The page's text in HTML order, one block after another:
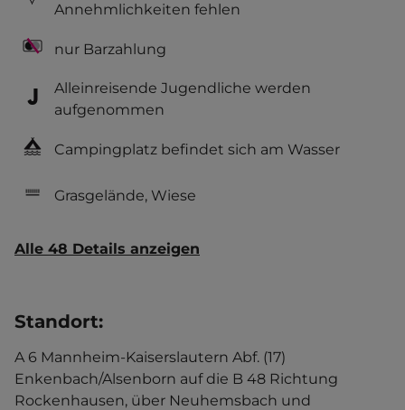
Annehmlichkeiten fehlen
nur Barzahlung
Alleinreisende Jugendliche werden
aufgenommen
Campingplatz befindet sich am Wasser
Grasgelände, Wiese
Alle 48 Details anzeigen
Standort:
A 6 Mannheim-Kaiserslautern Abf. (17)
Enkenbach/Alsenborn auf die B 48 Richtung
Rockenhausen, über Neuhemsbach und